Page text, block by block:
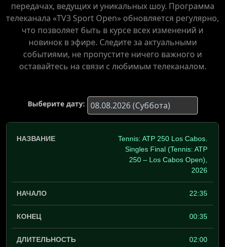
передачах, ведущих и уникальных шоу. Программа
телеканала «TV3 Sport Open» обновляется регулярно,
что позволяет быть в курсе всех изменений и
новинок в эфире. Следите за актуальными
событиями, не пропустите ничего важного и
оставайтесь на связи с любимым телеканалом.
Выберите дату:
Tennis: ATP 250 Los Cabos.
Singles Final (Tennis: ATP
250 – Los Cabos Open),
2026
22:35
00:35
02:00